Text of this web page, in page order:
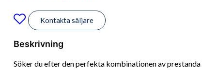
Kontakta säljare
Beskrivning
Söker du efter den perfekta kombinationen av prestanda